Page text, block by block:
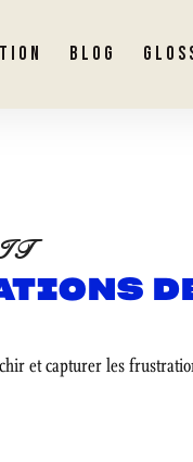
BLOG
et capturer les